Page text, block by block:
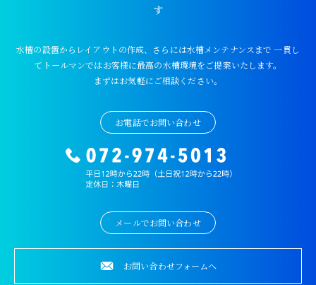
す
水槽の設置からレイアウトの作成、さらには水槽メンテナンスまで 一貫し
てトールマンではお客様に最高の水槽環境をご提案いたします。
まずはお気軽にご相談ください。
お電話でお問い合わせ
メールでお問い合わせ
お問い合わせフォームへ